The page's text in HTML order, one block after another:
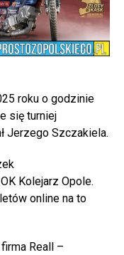
roku o godzinie
się turniej
Jerzego Szczakiela.
Kolejarz Opole.
online na to
Reall –